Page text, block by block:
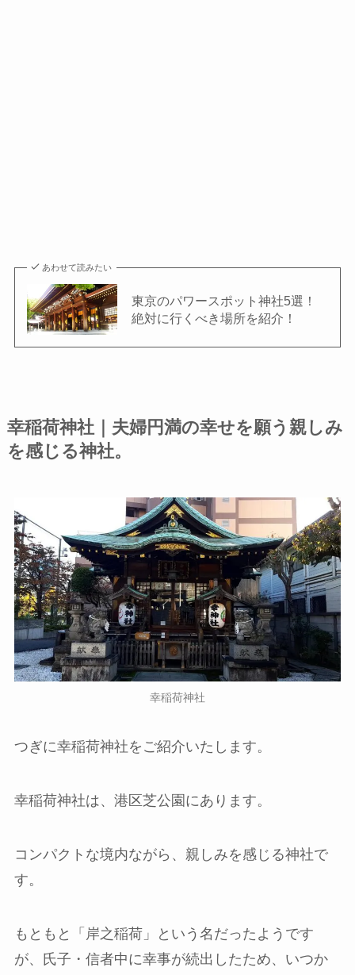
あわせて読みたい
東京のパワースポット神社5選！
絶対に行くべき場所を紹介！
幸稲荷神社｜夫婦円満の幸せを願う親しみ
を感じる神社。
幸稲荷神社
つぎに幸稲荷神社をご紹介いたします。
幸稲荷神社は、港区芝公園にあります。
コンパクトな境内ながら、親しみを感じる神社で
す。
もともと「岸之稲荷」という名だったようです
が、氏子・信者中に幸事が続出したため、いつか